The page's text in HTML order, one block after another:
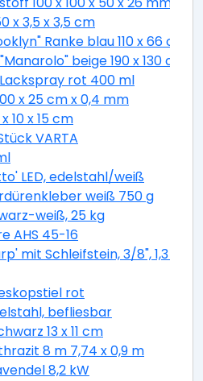
x 3,5 x 3,5 cm
Ranke blau 110 x 66 cm
beige 190 x 130 cm
rot 400 ml
x 25 cm x 0,4 mm
10 x 15 cm
VARTA
LED, edelstahl/weiß
weiß 750 g
weiß, 25 kg
AHS 45-16
mit Schleifstein, 3/8", 1,3
rot
befliesbar
13 x 11 cm
8 m 7,74 x 0,9 m
8,2 kW